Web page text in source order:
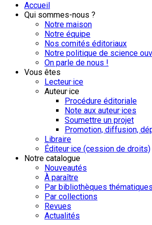
Accueil
Qui sommes-nous ?
Notre maison
Notre équipe
Nos comités éditoriaux
Notre politique de science
On parle de nous !
Vous êtes
Lecteur·ice
Auteur·ice
Procédure éditoriale
Note aux auteur·ices
Soumettre un projet
Promotion, diffusion,
Libraire
Éditeur·ice (cession de droits)
Notre catalogue
Nouveautés
À paraître
Par bibliothèques thématiques
Par collections
Revues
Actualités